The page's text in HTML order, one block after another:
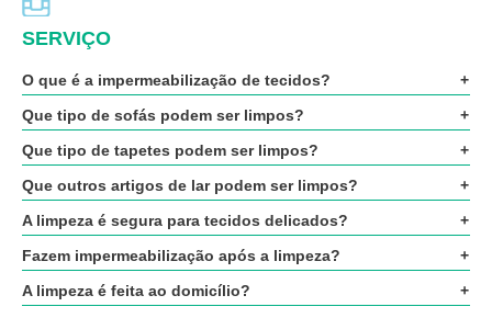
SERVIÇO
O que é a impermeabilização de tecidos?
Que tipo de sofás podem ser limpos?
Que tipo de tapetes podem ser limpos?
Que outros artigos de lar podem ser limpos?
A limpeza é segura para tecidos delicados?
Fazem impermeabilização após a limpeza?
A limpeza é feita ao domicílio?